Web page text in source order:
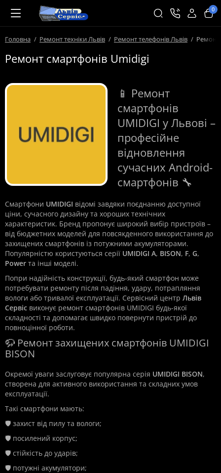
0
Головна Ремонт техніки Львів Ремонт телефонів Львів Ремонт
Ремонт смартфонів Umidigi
📱 Ремонт
смартфонів
UMIDIGI у Львові –
професійне
відновлення
сучасних Android-
смартфонів 🔧
Смартфони UMIDIGI відомі завдяки поєднанню доступної
ціни, сучасного дизайну та хороших технічних
характеристик. Бренд пропонує широкий вибір пристроїв –
від бюджетних моделей для повсякденного використання до
захищених смартфонів із потужними акумуляторами.
Популярністю користуються серії UMIDIGI A, BISON, F, G,
Power та інші моделі.
Попри надійність конструкції, будь-який смартфон може
потребувати ремонту після падіння, удару, потрапляння
вологи або тривалої експлуатації. Сервісний центр Львів
Сервіс виконує ремонт смартфонів UMIDIGI будь-якої
складності та допомагає швидко повернути пристрій до
повноцінної роботи.
🦬 Ремонт захищених смартфонів UMIDIGI
BISON
Окремої уваги заслуговує популярна серія UMIDIGI BISON,
створена для активного використання та складних умов
експлуатації.
Такі смартфони мають:
🛡️ захист від пилу та вологи;
🛡️ посилений корпус;
🛡️ стійкість до ударів;
🛡️ потужні акумулятори;